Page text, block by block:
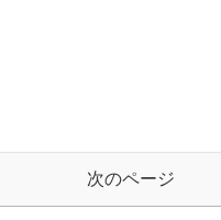
次のページ